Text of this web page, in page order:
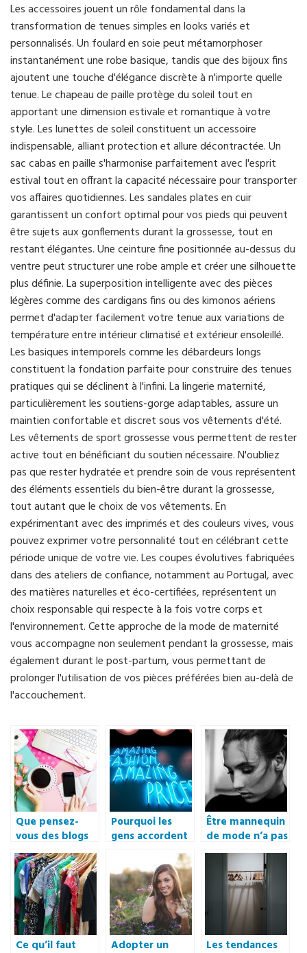
Les accessoires jouent un rôle fondamental dans la
transformation de tenues simples en looks variés et
personnalisés. Un foulard en soie peut métamorphoser
instantanément une robe basique, tandis que des bijoux fins
ajoutent une touche d'élégance discrète à n'importe quelle
tenue. Le chapeau de paille protège du soleil tout en
apportant une dimension estivale et romantique à votre
style. Les lunettes de soleil constituent un accessoire
indispensable, alliant protection et allure décontractée. Un
sac cabas en paille s'harmonise parfaitement avec l'esprit
estival tout en offrant la capacité nécessaire pour transporter
vos affaires quotidiennes. Les sandales plates en cuir
garantissent un confort optimal pour vos pieds qui peuvent
être sujets aux gonflements durant la grossesse, tout en
restant élégantes. Une ceinture fine positionnée au-dessus du
ventre peut structurer une robe ample et créer une silhouette
plus définie. La superposition intelligente avec des pièces
légères comme des cardigans fins ou des kimonos aériens
permet d'adapter facilement votre tenue aux variations de
température entre intérieur climatisé et extérieur ensoleillé.
Les basiques intemporels comme les débardeurs longs
constituent la fondation parfaite pour construire des tenues
pratiques qui se déclinent à l'infini. La lingerie maternité,
particulièrement les soutiens-gorge adaptables, assure un
maintien confortable et discret sous vos vêtements d'été.
Les vêtements de sport grossesse vous permettent de rester
active tout en bénéficiant du soutien nécessaire. N'oubliez
pas que rester hydratée et prendre soin de vous représentent
des éléments essentiels du bien-être durant la grossesse,
tout autant que le choix de vos vêtements. En
expérimentant avec des imprimés et des couleurs vives, vous
pouvez exprimer votre personnalité tout en célébrant cette
période unique de votre vie. Les coupes évolutives fabriquées
dans des ateliers de confiance, notamment au Portugal, avec
des matières naturelles et éco-certifiées, représentent un
choix responsable qui respecte à la fois votre corps et
l'environnement. Cette approche de la mode de maternité
vous accompagne non seulement pendant la grossesse, mais
également durant le post-partum, vous permettant de
prolonger l'utilisation de vos pièces préférées bien au-delà de
l'accouchement.
Que pensez-
vous des blogs
de mode ?
Pourquoi les
gens accordent
d’importance à
la mode
aujourd’hui ?
Être mannequin
de mode n’a pas
que des
avantages, voici
quelques
inconvénients
Ce qu’il faut
Adopter un
Les tendances